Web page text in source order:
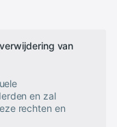
van
en zal
rechten en